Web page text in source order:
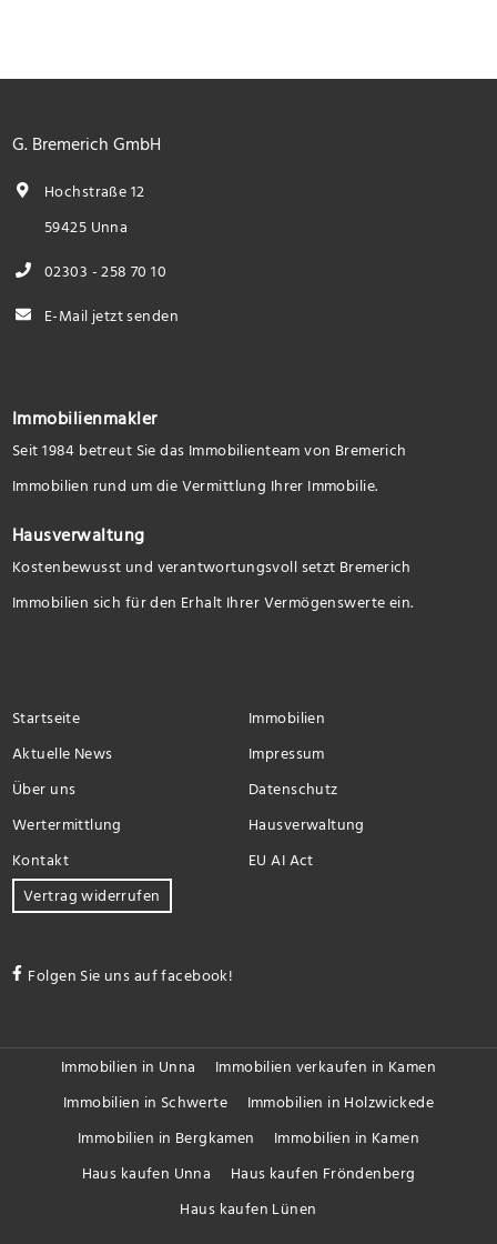
G. Bremerich GmbH
Hochstraße 12
59425 Unna
02303 - 258 70 10
E-Mail jetzt senden
Immobilienmakler
Seit 1984 betreut Sie das Immobilienteam von Bremerich
Immobilien rund um die Vermittlung Ihrer Immobilie.
Hausverwaltung
Kostenbewusst und verantwortungsvoll setzt Bremerich
Immobilien sich für den Erhalt Ihrer Vermögenswerte ein.
Startseite
Immobilien
Aktuelle News
Impressum
Über uns
Datenschutz
Wertermittlung
Hausverwaltung
Kontakt
EU AI Act
Vertrag widerrufen
Folgen Sie uns auf facebook!
Immobilien in Unna
Immobilien verkaufen in Kamen
Immobilien in Schwerte
Immobilien in Holzwickede
Immobilien in Bergkamen
Immobilien in Kamen
Haus kaufen Unna
Haus kaufen Fröndenberg
Haus kaufen Lünen